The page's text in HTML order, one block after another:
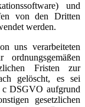
und
von den Dritten
werden.
uns verarbeiteten
Fristen zur
gelöscht, es sei
DSGVO aufgrund
gesetzlichen